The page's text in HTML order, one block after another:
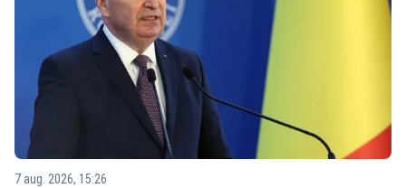
7 aug. 2026, 15:26